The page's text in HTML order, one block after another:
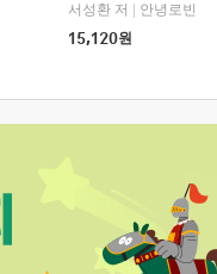
서성환 저
안녕로빈
15,120원